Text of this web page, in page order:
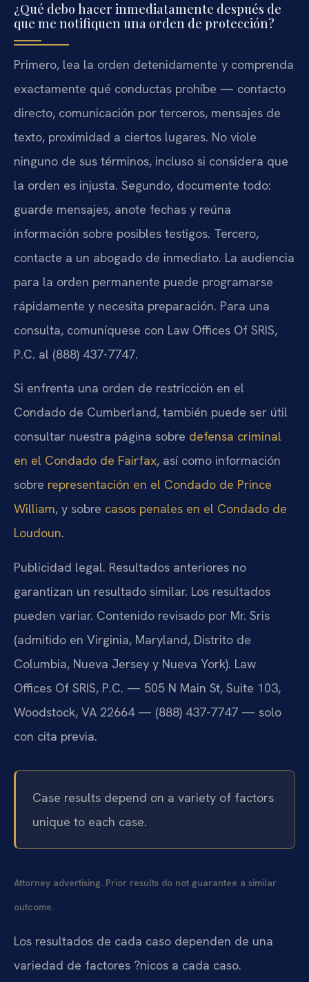
¿Qué debo hacer inmediatamente después de
que me notifiquen una orden de protección?
Primero, lea la orden detenidamente y comprenda
exactamente qué conductas prohíbe — contacto
directo, comunicación por terceros, mensajes de
texto, proximidad a ciertos lugares. No viole
ninguno de sus términos, incluso si considera que
la orden es injusta. Segundo, documente todo:
guarde mensajes, anote fechas y reúna
información sobre posibles testigos. Tercero,
contacte a un abogado de inmediato. La audiencia
para la orden permanente puede programarse
rápidamente y necesita preparación. Para una
consulta, comuníquese con Law Offices Of SRIS,
P.C. al (888) 437-7747.
Si enfrenta una orden de restricción en el
Condado de Cumberland, también puede ser útil
consultar nuestra página sobre defensa criminal
en el Condado de Fairfax, así como información
sobre representación en el Condado de Prince
William, y sobre casos penales en el Condado de
Loudoun.
Publicidad legal. Resultados anteriores no
garantizan un resultado similar. Los resultados
pueden variar. Contenido revisado por Mr. Sris
(admitido en Virginia, Maryland, Distrito de
Columbia, Nueva Jersey y Nueva York). Law
Offices Of SRIS, P.C. — 505 N Main St, Suite 103,
Woodstock, VA 22664 — (888) 437-7747 — solo
con cita previa.
Case results depend on a variety of factors
unique to each case.
Attorney advertising. Prior results do not guarantee a similar
outcome.
Los resultados de cada caso dependen de una
variedad de factores ?nicos a cada caso.